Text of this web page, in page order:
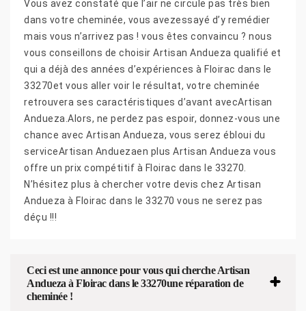
Vous avez constaté que l’air ne circule pas très bien
dans votre cheminée, vous avezessayé d’y remédier
mais vous n’arrivez pas ! vous êtes convaincu ? nous
vous conseillons de choisir Artisan Andueza qualifié et
qui a déjà des années d’expériences à Floirac dans le
33270et vous aller voir le résultat, votre cheminée
retrouvera ses caractéristiques d’avant avecArtisan
Andueza.Alors, ne perdez pas espoir, donnez-vous une
chance avec Artisan Andueza, vous serez ébloui du
serviceArtisan Anduezaen plus Artisan Andueza vous
offre un prix compétitif à Floirac dans le 33270.
N’hésitez plus à chercher votre devis chez Artisan
Andueza à Floirac dans le 33270 vous ne serez pas
déçu !!!
Ceci est une annonce pour vous qui cherche Artisan
Andueza à Floirac dans le 33270une réparation de
cheminée !